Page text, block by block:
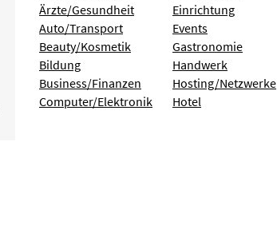
Ärzte/Gesundheit
Auto/Transport
Beauty/Kosmetik
Bildung
Business/Finanzen
Computer/Elektronik
Einrichtung
Events
Gastronomie
Handwerk
Hosting/Netzwerke
Hotel